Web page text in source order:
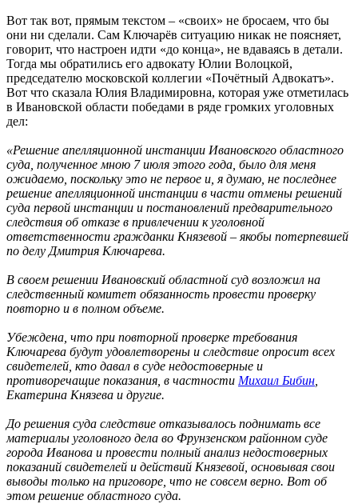
Вот так вот, прямым текстом – «своих» не бросаем, что бы
они ни сделали. Сам Ключарёв ситуацию никак не поясняет,
говорит, что настроен идти «до конца», не вдаваясь в детали.
Тогда мы обратились его адвокату Юлии Волоцкой,
председателю московской коллегии «Почётный Адвокатъ».
Вот что сказала Юлия Владимировна, которая уже отметилась
в Ивановской области победами в ряде громких уголовных
дел:
«Решение апелляционной инстанции Ивановского областного
суда, полученное мною 7 июля этого года, было для меня
ожидаемо, поскольку это не первое и, я думаю, не последнее
решение апелляционной инстанции в части отмены решений
суда первой инстанции и постановлений предварительного
следствия об отказе в привлечении к уголовной
ответственности гражданки Князевой – якобы потерпевшей
по делу Дмитрия Ключарева.
В своем решении Ивановский областной суд возложил на
следственный комитет обязанность провести проверку
повторно и в полном объеме.
Убеждена, что при повторной проверке требования
Ключарева будут удовлетворены и следствие опросит всех
свидетелей, кто давал в суде недостоверные и
противоречащие показания, в частности Михаил Бибин
Екатерина Князева и другие.
До решения суда следствие отказывалось поднимать все
материалы уголовного дела во Фрунзенском районном суде
города Иванова и провести полный анализ недостоверных
показаний свидетелей и действий Князевой, основывая свои
выводы только на приговоре, что не совсем верно. Вот об
этом решение областного суда.